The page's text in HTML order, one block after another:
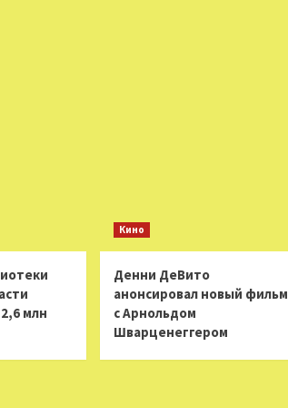
млн
Кино
Денни ДеВито
анонсировал новый фильм
с Арнольдом
Шварценеггером